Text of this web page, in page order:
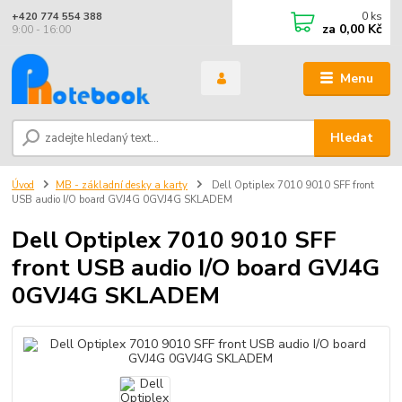
Menu
Hledat
+420 774 554 388
9:00 - 16:00
0 ks
za 0,00 Kč
Úvod MB - základní desky a karty
Dell Optiplex 7010 9010 SFF front
USB audio I/O board GVJ4G 0GVJ4G SKLADEM
Dell Optiplex 7010 9010 SFF
front USB audio I/O board GVJ4G
0GVJ4G SKLADEM